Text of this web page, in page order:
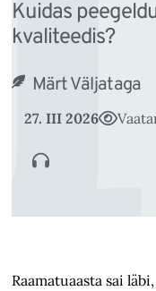
Kuidas
kvaliteedis?
Märt Väljataga
27. III 2026
Raamatuaasta sai